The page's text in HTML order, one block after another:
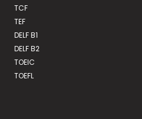
TCF
TEF
DELF B1
DELF B2
TOEIC
TOEFL